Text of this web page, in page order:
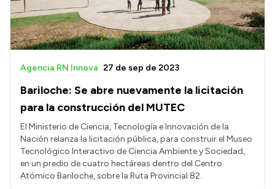
Bariloche: Se abre nuevamente la licitación
para la construcción del MUTEC
Agencia RN Innova 27 de sep de 2023
El Ministerio de Ciencia, Tecnología e Innovación de la
Nación relanza la licitación pública, para construir el Museo
Tecnológico Interactivo de Ciencia Ambiente y Sociedad,
en un predio de cuatro hectáreas dentro del Centro
Atómico Bariloche, sobre la Ruta Provincial 82.